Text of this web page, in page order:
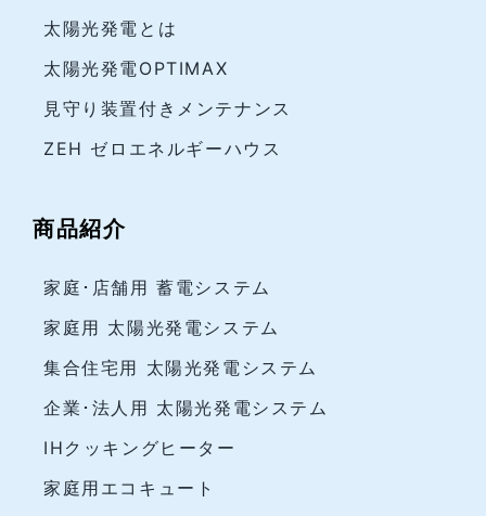
太陽光発電とは
太陽光発電OPTIMAX
見守り装置付きメンテナンス
ZEH ゼロエネルギーハウス
商品紹介
家庭･店舗用 蓄電システム
家庭用 太陽光発電システム
集合住宅用 太陽光発電システム
企業･法人用 太陽光発電システム
IHクッキングヒーター
家庭用エコキュート